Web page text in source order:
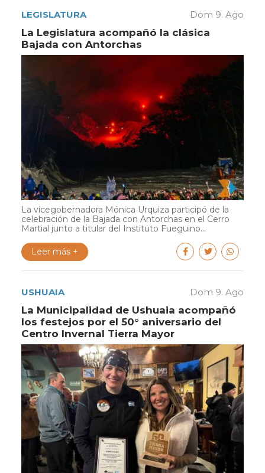
LEGISLATURA Dom 9. Ago
La Legislatura acompañó la clásica
Bajada con Antorchas
La vicegobernadora Mónica Urquiza participó de la
celebración de la Bajada con Antorchas en el Cerro
Martial junto a titular del Instituto Fueguino...
Leer más +
USHUAIA Dom 9. Ago
La Municipalidad de Ushuaia acompañó
los festejos por el 50° aniversario del
Centro Invernal Tierra Mayor